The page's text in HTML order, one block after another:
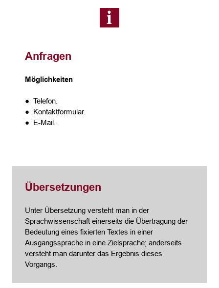
Anfragen
Möglichkeiten
● Telefon.
● Kontaktformular.
● E-Mail.
Übersetzungen
Unter Übersetzung versteht man in der
Sprachwissenschaft einerseits die Übertragung der
Bedeutung eines fixierten Textes in einer
Ausgangssprache in eine Zielsprache; anderseits
versteht man darunter das Ergebnis dieses
Vorgangs.